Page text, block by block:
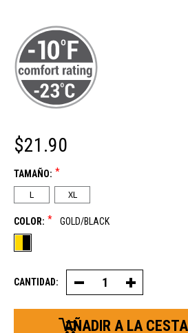
$21.90
TAMAÑO: *
L XL
COLOR: * GOLD/BLACK
CANTIDAD: Decrease
Quantity
of
Cowhide
&
Increase
Quantity
of
&